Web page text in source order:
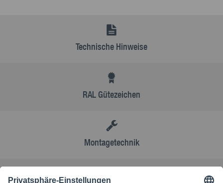
Technische Hinweise
RAL Gütezeichen
Montagetechnik